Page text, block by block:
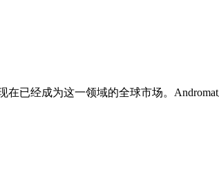
已经成为这一领域的全球市场。